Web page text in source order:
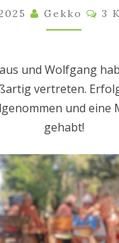
ADRIA
TREFFEN
Gekko 3
und Wolfgang
vertreten.
und eine
gehabt!